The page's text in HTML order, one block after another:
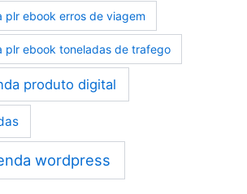
plr ebook erros de viagem
plr ebook toneladas de trafego
produto digital
wordpress